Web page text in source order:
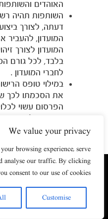
We value your privacy
browsing experience, serve
analyse our traffic. By clicking
consent to our use of cookies.
Customise
האוהדים
השותפות תהיה
דעתה, לצורך
המועדון,
המועדון לצורך
בלבד, לכל גורם
לחברי המועדון .
במילוי טופס
את הסכמתו לכך
הפרסום עשוי
צדדים שלישיים
השותפות והוא
הדיוור הישיר/
למען הסר ספק
תהיה רשאית
חברי המועדון,
גוף שלטוני/
במילוי טופס
האתר שאתה גולש בו עשוי להשתמש
על ידי כניסה לאתר אתה מאשר את